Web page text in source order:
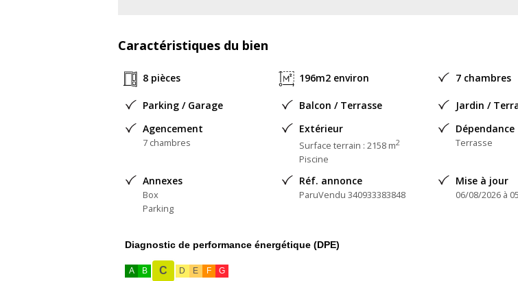
Les informations sur les risques auxquels ce bien est exposé sont disponibles sur le site
www. georisques. gouv. fr.
Réseau Immobilier CAPIFRANCE - Votre agent commercial (RSAC N°428 723 860 -
Honoraires à la charge du Vendeur
Statut du négociateur : agent commercial indépendant
Caractéristiques du bien
8 pièces 196m2 environ 7 chambres
Parking / Garage Balcon / Terrasse
Jardin /
Agencement
7 chambres
Extérieur
Surface terrain : 2158 m2
Piscine
Dépendance
Terrasse
Annexes
Box
Parking
Réf. annonce
ParuVendu 340933383848
Mise à jour
06/08/2026 à
Diagnostic de performance énergétique (DPE)
A B C D E F G